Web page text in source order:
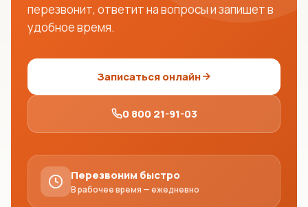
перезвонит, ответит на вопросы и запишет в
удобное время.
Записаться онлайн
0 800 21-91-03
Перезвоним быстро
В рабочее время — ежедневно